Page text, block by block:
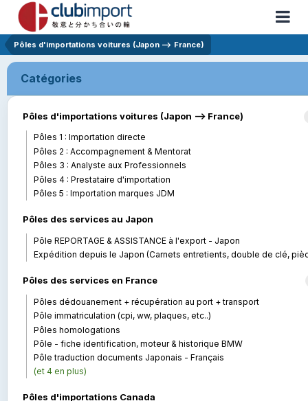
Pôles d'importations voitures (Japon --> France)
Catégories
Pôles d'importations voitures (Japon --> France)
Pôles 1 : Importation directe
Pôles 2 : Accompagnement & Mentorat
Pôles 3 : Analyste aux Professionnels
Pôles 4 : Prestataire d'importation
Pôles 5 : Importation marques JDM
Pôles des services au Japon
Pôle REPORTAGE & ASSISTANCE à l'export - Japon
Expédition depuis le Japon (Carnets entretients, double de clé,
Pôles des services en France
Pôles dédouanement + récupération au port + transport
Pôle immatriculation (cpi, ww, plaques, etc..)
Pôles homologations
Pôle - fiche identification, moteur & historique BMW
Pôle traduction documents Japonais - Français
(et 4 en plus)
Pôles d'importations Canada